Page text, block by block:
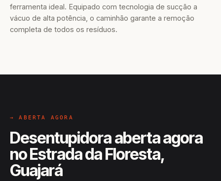
ferramenta ideal. Equipado com tecnologia de sucção a
vácuo de alta potência, o caminhão garante a remoção
completa de todos os resíduos.
→ ABERTA AGORA
Desentupidora aberta agora
no Estrada da Floresta,
Guajará